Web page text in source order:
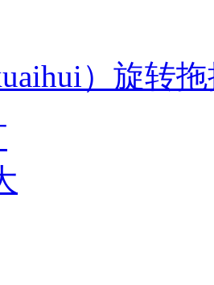
）旋转